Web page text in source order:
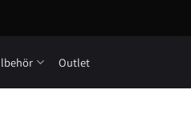
Outlet